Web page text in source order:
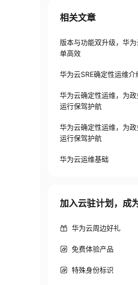
相关文章
版本与功能双升级，华
单高效
华为云SRE确定性运维介
华为云确定性运维，为
运行保驾护航
华为云确定性运维，为
运行保驾护航
华为云运维基础
加入云驻计划，成
华为云周边好礼
免费体验产品
特殊身份标识